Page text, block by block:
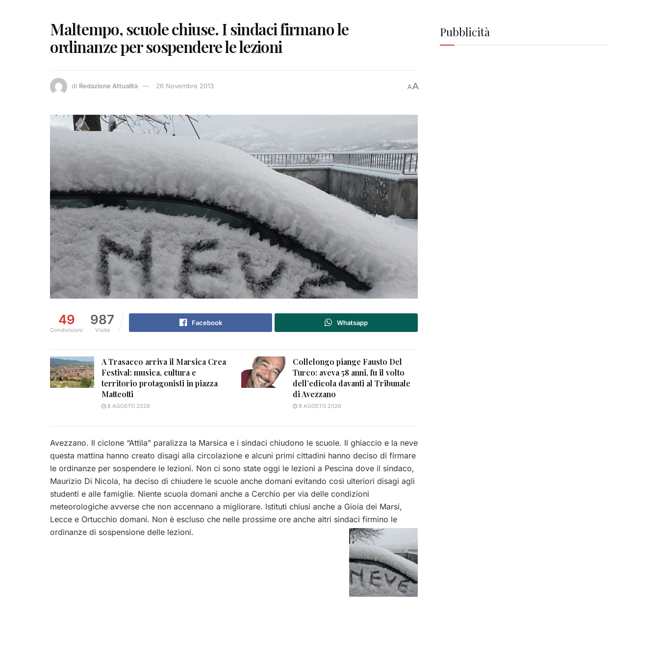
Maltempo, scuole chiuse. I sindaci firmano le
ordinanze per sospendere le lezioni
di Redazione Attualità 26 Novembre 2013 AA
49
Condivisioni
987
Visite
Facebook Whatsapp
A Trasacco arriva il Marsica Crea
Festival: musica, cultura e
territorio protagonisti in piazza
Matteotti
8 AGOSTO 2026
Collelongo piange Fausto Del
Turco: aveva 58 anni, fu il volto
dell’edicola davanti al Tribunale
di Avezzano
8 AGOSTO 2026
Avezzano. Il ciclone “Attila” paralizza la Marsica e i sindaci chiudono le scuole. Il ghiaccio e la neve
questa mattina hanno creato disagi alla circolazione e alcuni primi cittadini hanno deciso di firmare
le ordinanze per sospendere le lezioni. Non ci sono state oggi le lezioni a Pescina dove il sindaco,
Maurizio Di Nicola, ha deciso di chiudere le scuole anche domani evitando così ulteriori disagi agli
studenti e alle famiglie. Niente scuola domani anche a Cerchio per via delle condizioni
meteorologiche avverse che non accennano a migliorare. Istituti chiusi anche a Gioia dei Marsi,
Lecce e Ortucchio domani. Non è escluso che nelle prossime ore anche altri sindaci firmino le
ordinanze di sospensione delle lezioni.
Pubblicità